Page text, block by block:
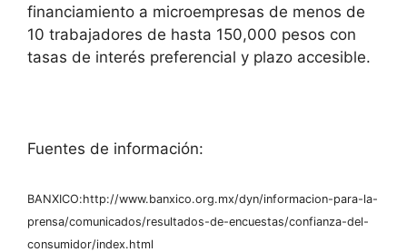
financiamiento a microempresas de menos de
10 trabajadores de hasta 150,000 pesos con
tasas de interés preferencial y plazo accesible.
Fuentes de información:
BANXICO:http://www.banxico.org.mx/dyn/informacion-para-la-
prensa/comunicados/resultados-de-encuestas/confianza-del-
consumidor/index.html